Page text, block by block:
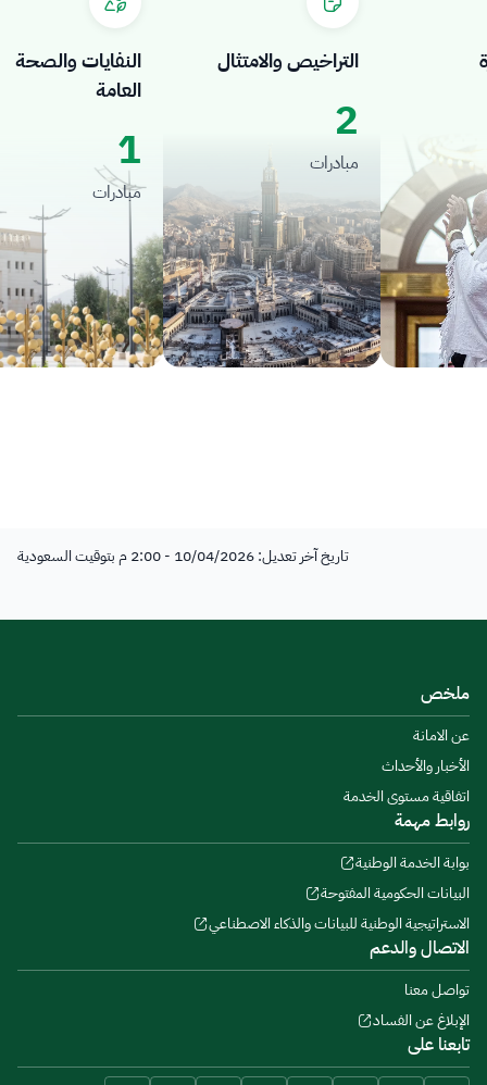
النفايات والصحة
العامة
1
مبادرات
التراخيص والامتثال
مبادرات
تاريخ آخر تعديل: 10/04/2026 - 2:00 م بتوقيت السعودية
ملخص
عن الامانة
الأخبار والأحداث
اتفاقية مستوى الخدمة
روابط مهمة
بوابة الخدمة الوطنية
البيانات الحكومية المفتوحة
الاستراتيجية الوطنية للبيانات والذكاء الاصطناعي
الاتصال والدعم
تواصل معنا
الإبلاغ عن الفساد
تابعنا على